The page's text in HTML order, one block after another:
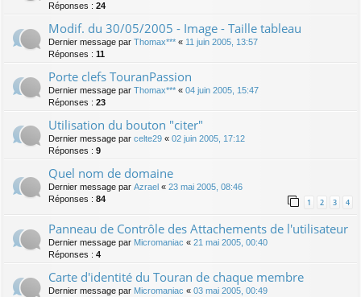
Réponses : 24
Modif. du 30/05/2005 - Image - Taille tableau
Dernier message par Thomax*** « 11 juin 2005, 13:57
Réponses : 11
Porte clefs TouranPassion
Dernier message par Thomax*** « 04 juin 2005, 15:47
Réponses : 23
Utilisation du bouton "citer"
Dernier message par celte29 « 02 juin 2005, 17:12
Réponses : 9
Quel nom de domaine
Dernier message par Azrael « 23 mai 2005, 08:46
Réponses : 84 1 2 3 4
Panneau de Contrôle des Attachements de l'utilisateur
Dernier message par Micromaniac « 21 mai 2005, 00:40
Réponses : 4
Carte d'identité du Touran de chaque membre
Dernier message par Micromaniac « 03 mai 2005, 00:49